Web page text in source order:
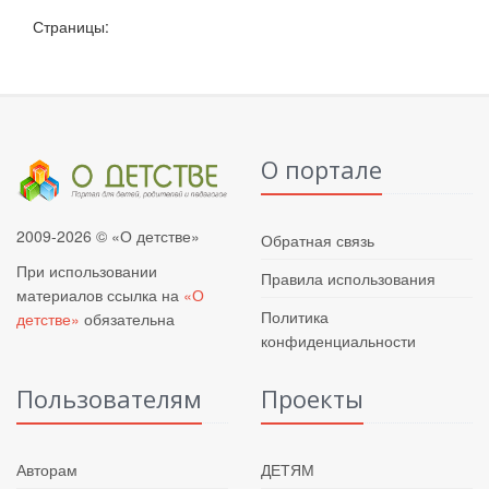
Страницы:
2009-2026 © «О детстве»
При использовании
материалов ссылка на «О
детстве» обязательна
О портале
Обратная связь
Правила использования
Политика
конфиденциальности
Пользователям
Авторам
Проекты
ДЕТЯМ